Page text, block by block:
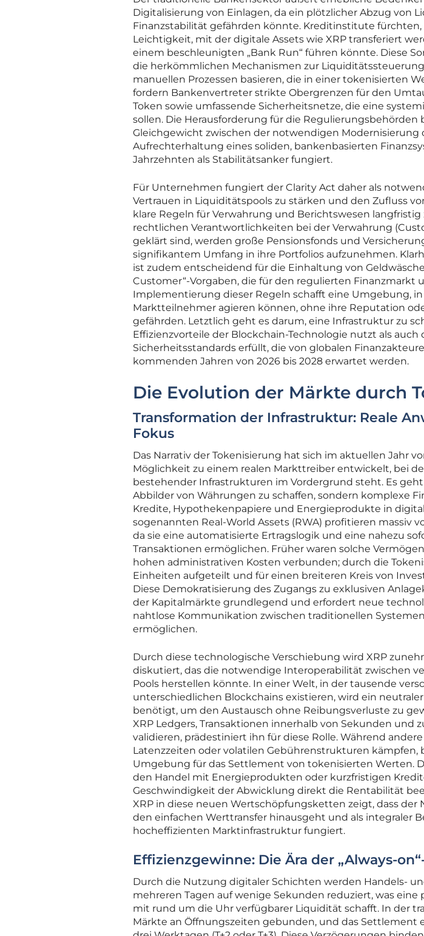
Digitalisierung von Einlagen, da ein plötzlicher Abzug von
Finanzstabilität gefährden könnte. Kreditinstitute
Leichtigkeit, mit der digitale Assets wie XRP transferiert
einem beschleunigten „Bank Run“ führen könnte. Diese
die herkömmlichen Mechanismen zur
manuellen Prozessen basieren, die in einer tokenisierten
fordern Bankenvertreter strikte Obergrenzen für den
Token sowie umfassende Sicherheitsnetze, die eine
sollen. Die Herausforderung für die Regulierungsbehörden
Gleichgewicht zwischen der notwendigen Modernisierung
Aufrechterhaltung eines soliden, bankenbasierten
Jahrzehnten als Stabilitätsanker fungiert.
Für Unternehmen fungiert der Clarity Act daher als
Vertrauen in Liquiditätspools zu stärken und den Zufluss
klare Regeln für Verwahrung und Berichtswesen langfristig
rechtlichen Verantwortlichkeiten bei der Verwahrung
geklärt sind, werden große Pensionsfonds und
signifikantem Umfang in ihre Portfolios aufzunehmen.
ist zudem entscheidend für die Einhaltung von
Customer“-Vorgaben, die für den regulierten Finanzmarkt
Implementierung dieser Regeln schafft eine Umgebung, in
Marktteilnehmer agieren können, ohne ihre Reputation
gefährden. Letztlich geht es darum, eine Infrastruktur zu
Effizienzvorteile der Blockchain-Technologie nutzt als auch
Sicherheitsstandards erfüllt, die von globalen
kommenden Jahren von 2026 bis 2028 erwartet werden.
Die Evolution der Märkte durch
Transformation der Infrastruktur: Reale
Fokus
Das Narrativ der Tokenisierung hat sich im aktuellen Jahr
Möglichkeit zu einem realen Markttreiber entwickelt, bei
bestehender Infrastrukturen im Vordergrund steht. Es
Abbilder von Währungen zu schaffen, sondern komplexe
Kredite, Hypothekenpapiere und Energieprodukte in
sogenannten Real-World Assets (RWA) profitieren massiv
da sie eine automatisierte Ertragslogik und eine nahezu
Transaktionen ermöglichen. Früher waren solche
hohen administrativen Kosten verbunden; durch die
Einheiten aufgeteilt und für einen breiteren Kreis von
Diese Demokratisierung des Zugangs zu exklusiven
der Kapitalmärkte grundlegend und erfordert neue
nahtlose Kommunikation zwischen traditionellen
ermöglichen.
Durch diese technologische Verschiebung wird XRP
diskutiert, das die notwendige Interoperabilität zwischen
Pools herstellen könnte. In einer Welt, in der tausende
unterschiedlichen Blockchains existieren, wird ein
benötigt, um den Austausch ohne Reibungsverluste zu
XRP Ledgers, Transaktionen innerhalb von Sekunden und
validieren, prädestiniert ihn für diese Rolle. Während
Latenzzeiten oder volatilen Gebührenstrukturen kämpfen,
Umgebung für das Settlement von tokenisierten Werten.
den Handel mit Energieprodukten oder kurzfristigen
Geschwindigkeit der Abwicklung direkt die Rentabilität
XRP in diese neuen Wertschöpfungsketten zeigt, dass der
den einfachen Werttransfer hinausgeht und als integraler
hocheffizienten Marktinfrastruktur fungiert.
Effizienzgewinne: Die Ära der „Always-
Durch die Nutzung digitaler Schichten werden Handels-
mehreren Tagen auf wenige Sekunden reduziert, was
mit rund um die Uhr verfügbarer Liquidität schafft. In der
Märkte an Öffnungszeiten gebunden, und das Settlement